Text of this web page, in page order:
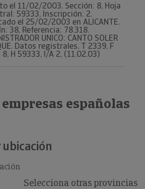
el 11/02/2003. Sección: 8, Hoja
59333, Inscripción: 2.
el 25/02/2003 en ALICANTE.
38, Referencia: 78.318.
UNICO: CANTO SOLER
Datos registrales. T 2339, F
8, H 59333, I/A 2, (11.02.03)
españolas
Selecciona otras provincias